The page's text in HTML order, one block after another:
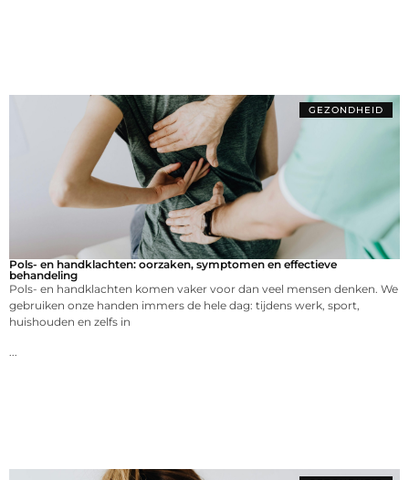
GEZONDHEID
Pols- en handklachten: oorzaken, symptomen en effectieve
behandeling
Pols- en handklachten komen vaker voor dan veel mensen denken. We
gebruiken onze handen immers de hele dag: tijdens werk, sport,
huishouden en zelfs in